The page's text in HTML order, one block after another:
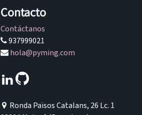
Contacto
Contáctanos
937999021
hola@pyming.com
Ronda Països Catalans, 26 Lc. 1